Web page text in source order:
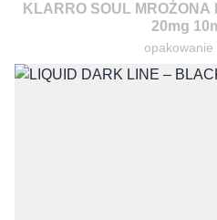
KLARRO SOUL
20mg
opakowanie